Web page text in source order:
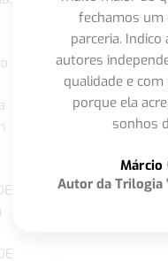
fechamos um
parceria.
autores
qualidade e
porque ela
sonhos
Márcio
Autor da Trilogia